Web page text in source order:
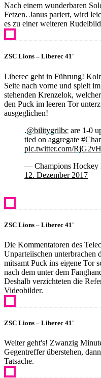
Nach einem wunderbaren
Fetzen. Janus pariert, wird
es zu einer weiteren
ZSC Lions – Liberec 41'
Liberec geht in Führung!
Seite nach vorne und spielt
stehenden Krenzelok,
den Puck im leeren Tor
ausgeglichen!
.@bilitygrilbc are 1-0
tied on aggregate
pic.twitter.com/
— Champions Hockey
12. Dezember 2017
ZSC Lions – Liberec 41'
Die Kommentatoren des
Unparteiischen unterbrachen
mitsamt Puck ins eigene Tor
nach dem unter dem
Deshalb verzichteten die
Videobilder.
ZSC Lions – Liberec 41'
Weiter geht's! Zwanzig
Gegentreffer überstehen,
Tatsache.